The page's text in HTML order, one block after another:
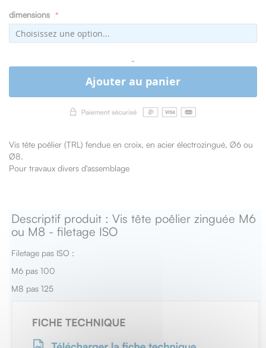
dimensions
-
Ajouter au panier
Vis tête poêlier (TRL) fendue en croix, en acier électrozingué, Ø6 ou
Ø8.
Pour travaux divers d'assemblage
Descriptif produit : Vis tête poêlier zinguée M6
ou M8 - filetage ISO
Filetage pas ISO :
M6 pas 100
M8 pas 125